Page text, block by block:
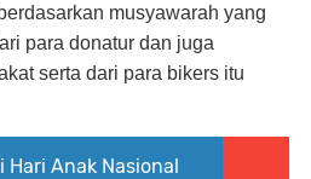
musyawarah yang
para donatur dan juga
serta dari para bikers itu
Hari Anak Nasional